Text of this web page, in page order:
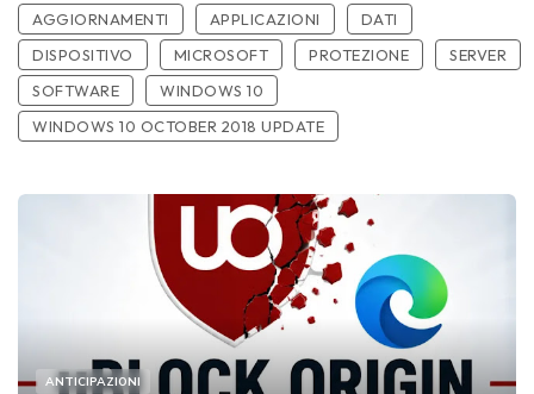
AGGIORNAMENTI APPLICAZIONI
DATI
DISPOSITIVO
MICROSOFT PROTEZIONE
SERVER
SOFTWARE
WINDOWS 10
WINDOWS 10 OCTOBER 2018 UPDATE
ANTICIPAZIONI